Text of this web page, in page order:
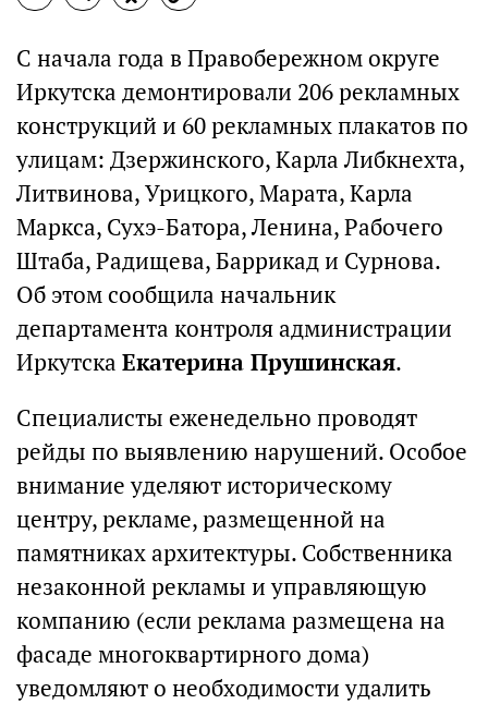
С начала года в Правобережном округе
Иркутска демонтировали 206 рекламных
конструкций и 60 рекламных плакатов по
улицам: Дзержинского, Карла Либкнехта,
Литвинова, Урицкого, Марата, Карла
Маркса, Сухэ-Батора, Ленина, Рабочего
Штаба, Радищева, Баррикад и Сурнова.
Об этом сообщила начальник
департамента контроля администрации
Иркутска Екатерина Прушинская.
Специалисты еженедельно проводят
рейды по выявлению нарушений. Особое
внимание уделяют историческому
центру, рекламе, размещенной на
памятниках архитектуры. Собственника
незаконной рекламы и управляющую
компанию (если реклама размещена на
фасаде многоквартирного дома)
уведомляют о необходимости удалить